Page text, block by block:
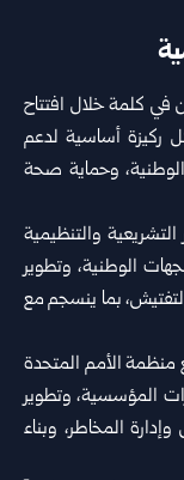
في كلمة خلال افتتاح
‏ركيزة أساسية لدعم
الوطنية، وحماية صحة
والتنظيمية
‏الوطنية، وتطوير
بما ينسجم مع
منظمة الأمم المتحدة
‏المؤسسية، وتطوير
المخاطر، وبناء